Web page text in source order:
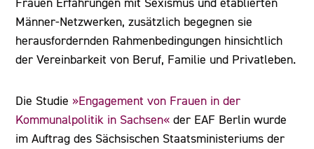
Männer-Netzwerken, zusätzlich begegnen sie
herausfordernden Rahmenbedingungen hinsichtlich
der Vereinbarkeit von Beruf, Familie und Privatleben.
Die Studie »Engagement von Frauen in der
Kommunalpolitik in Sachsen« der EAF Berlin wurde
im Auftrag des Sächsischen Staatsministeriums der